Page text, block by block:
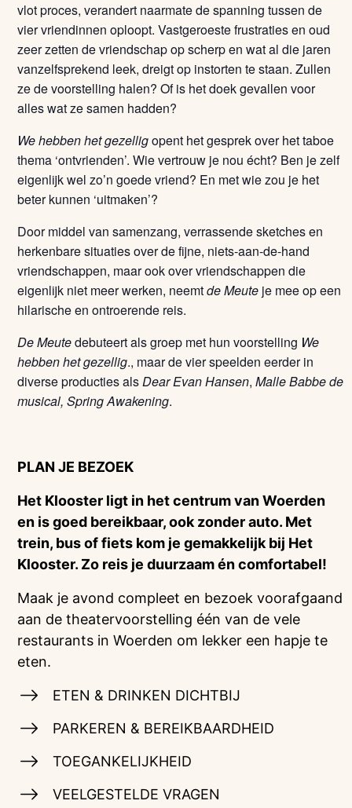
vlot proces, verandert naarmate de spanning tussen de
vier vriendinnen oploopt. Vastgeroeste frustraties en oud
zeer zetten de vriendschap op scherp en wat al die jaren
vanzelfsprekend leek, dreigt op instorten te staan. Zullen
ze de voorstelling halen? Of is het doek gevallen voor
alles wat ze samen hadden?
We hebben het gezelligopent het gesprek over het taboe
thema ‘ontvrienden’. Wie vertrouw je nou écht? Ben je zelf
eigenlijk wel zo’n goede vriend? En met wie zou je het
beter kunnen ‘uitmaken’?
Door middel van samenzang, verrassende sketches en
herkenbare situaties over de fijne, niets-aan-de-hand
vriendschappen, maar ook over vriendschappen die
eigenlijk niet meer werken, neemtde Meute je mee op een
hilarische en ontroerende reis.
De Meutedebuteert als groep met hun voorstelling We
hebben het gezellig., maar de vier speelden eerder in
diverse producties alsDear Evan Hansen,Malle Babbe de
musical, Spring Awakening.
PLAN JE BEZOEK
Het Klooster ligt in het centrum van Woerden
en is goed bereikbaar, ook zonder auto. Met
trein, bus of fiets kom je gemakkelijk bij Het
Klooster. Zo reis je duurzaam én comfortabel!
Maak je avond compleet en bezoek voorafgaand
aan de theatervoorstelling één van de vele
restaurants in Woerden om lekker een hapje te
eten.
ETEN & DRINKEN DICHTBIJ
PARKEREN & BEREIKBAARDHEID
TOEGANKELIJKHEID
VEELGESTELDE VRAGEN